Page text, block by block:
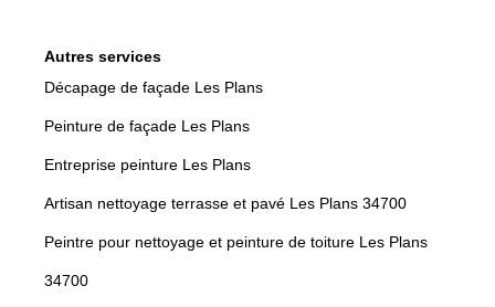
Autres services
Décapage de façade Les Plans
Peinture de façade Les Plans
Entreprise peinture Les Plans
Artisan nettoyage terrasse et pavé Les Plans 34700
Peintre pour nettoyage et peinture de toiture Les Plans
34700